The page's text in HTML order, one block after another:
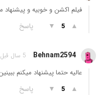
فیلم اکشن و خوبیه و پیشنهاد
▲
5
▼ پاسخ
Behnam2594 5 سال قبل
عالیه حتما پیشنهاد میکنم
▲
5
▼ پاسخ